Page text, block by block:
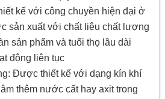
kế với công chuyền hiện đại ở
sản xuất với chất liệu chất lượng
sản phẩm và tuổi thọ lâu dài
động liên tục
Được thiết kế với dạng kín khí
thêm nước cất hay axit trong